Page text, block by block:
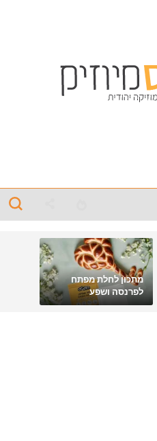
מתכון לחלת מפתח
לפרנסה ושפע